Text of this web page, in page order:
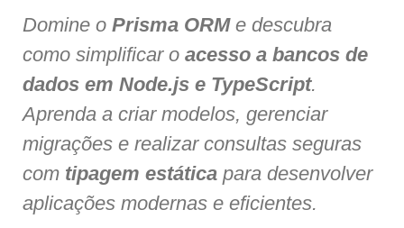
Domine o Prisma ORMe descubra
como simplificar o acesso a bancos de
dados em Node.js e TypeScript.
Aprenda a criar modelos, gerenciar
migrações e realizar consultas seguras
com tipagem estática para desenvolver
aplicações modernas e eficientes.